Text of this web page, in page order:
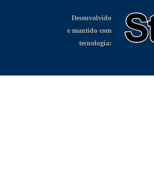
Desenvolvido
e mantido com
tecnologia: